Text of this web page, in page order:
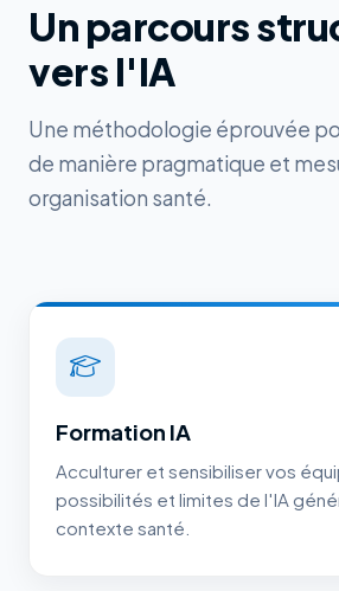
Un parcours
vers l'IA
Une méthodologie éprouvée
de manière pragmatique et
organisation santé.
Formation IA
Acculturer et sensibiliser vos
possibilités et limites de l'IA
contexte santé.